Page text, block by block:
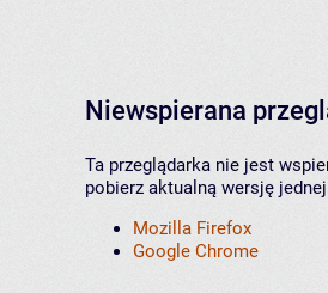
Niewspierana
Ta przeglądarka nie jest
pobierz aktualną wersję
Mozilla Firefox
Google Chrome